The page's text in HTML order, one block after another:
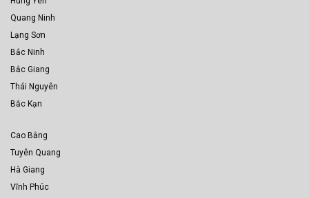
Quang Ninh
Lạng Sơn
Bắc Ninh
Bắc Giang
Thái Nguyên
Bắc Kạn
Cao Bằng
Tuyên Quang
Hà Giang
Vĩnh Phúc